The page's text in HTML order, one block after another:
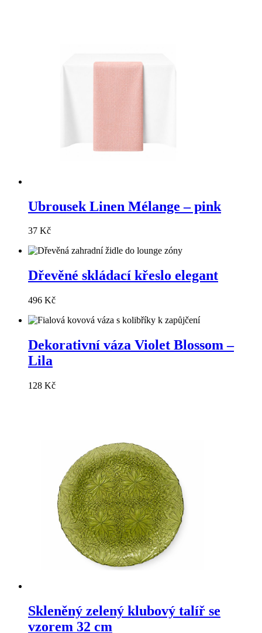
Ubrousek Linen Mélange – pink
37 Kč
Dřevěné skládací křeslo elegant
496 Kč
Dekorativní váza Violet Blossom –
Lila
128 Kč
Skleněný zelený klubový talíř se
vzorem 32 cm